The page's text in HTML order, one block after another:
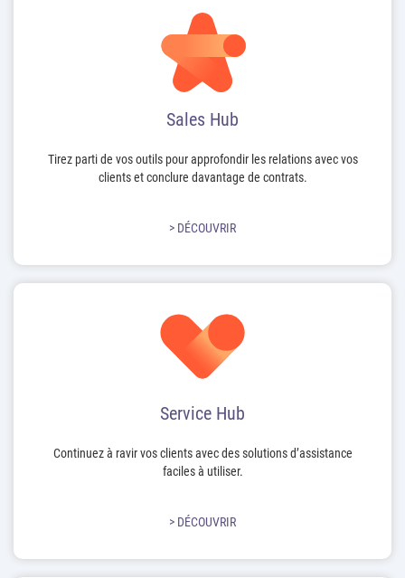
Sales Hub
Tirez parti de vos outils pour approfondir les relations avec vos
clients et conclure davantage de contrats.
> DÉCOUVRIR
Service Hub
Continuez à ravir vos clients avec des solutions d’assistance
faciles à utiliser.
> DÉCOUVRIR